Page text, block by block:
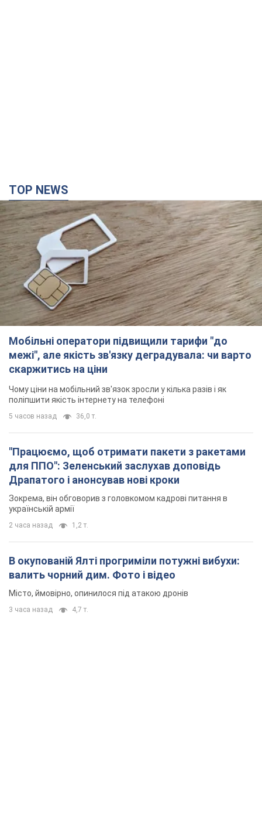
TOP NEWS
Мобільні оператори підвищили тарифи "до
межі", але якість зв'язку деградувала: чи варто
скаржитись на ціни
Чому ціни на мобільний зв'язок зросли у кілька разів і як
поліпшити якість інтернету на телефоні
5 часов назад 36,0 т.
"Працюємо, щоб отримати пакети з ракетами
для ППО": Зеленський заслухав доповідь
Драпатого і анонсував нові кроки
Зокрема, він обговорив з головкомом кадрові питання в
українській армії
2 часа назад 1,2 т.
В окупованій Ялті прогриміли потужні вибухи:
валить чорний дим. Фото і відео
Місто, ймовірно, опинилося під атакою дронів
3 часа назад 4,7 т.